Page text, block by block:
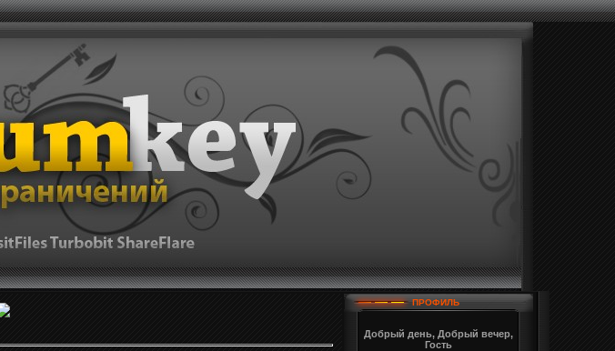
ПРОФИЛЬ
Добрый день, Добрый вечер,
Гость